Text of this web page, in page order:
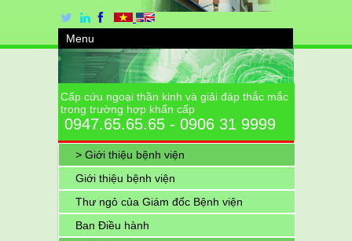
Menu
Cấp cứu ngoại thần kinh và giải đáp thắc mắc
trong trường hợp khẩn cấp
0947.65.65.65 - 0906 31 9999
> Giới thiệu bệnh viện
Giới thiệu bệnh viện
Thư ngỏ của Giám đốc Bệnh viện
Ban Điều hành